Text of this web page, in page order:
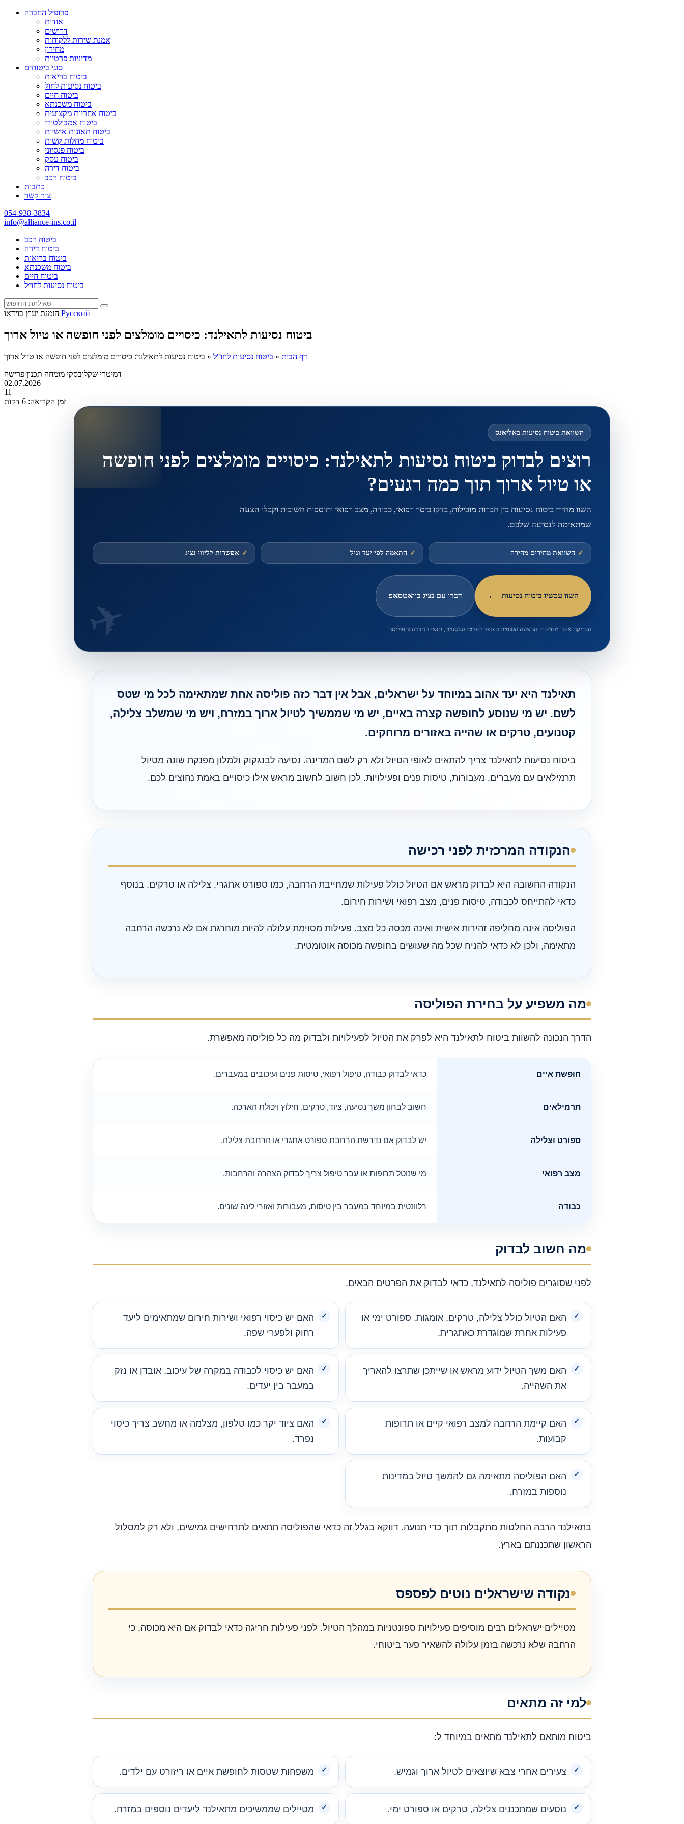
פרופיל החברה
אודות
דרושים
אמנת שירות ללקוחות
מחירון
מדיניות פרטיות
סוגי ביטוחים
ביטוח בריאות
ביטוח נסיעות לחול
ביטוח חיים
ביטוח משכנתא
ביטוח אחריות מקצועית
ביטוח אמבולטורי
ביטוח תאונות אישיות
ביטוח מחלות קשות
ביטוח פנסיוני
ביטוח עסק
ביטוח דירה
ביטוח רכב
כתבות
צור קשר
054-938-3834
info@alliance-ins.co.il
ביטוח רכב
ביטוח דירה
ביטוח בריאות
ביטוח משכנתא
ביטוח חיים
ביטוח נסיעות לחו״ל
הזמנת יעוץ בוידאו Русский
ביטוח נסיעות לתאילנד: כיסויים מומלצים לפני חופשה או טיול ארוך
דף הבית » ביטוח נסיעות לחו"ל » ביטוח נסיעות לתאילנד: כיסויים מומלצים לפני חופשה או טיול ארוך
דמיטרי שקלובסקי מומחה תכנון פרישה
02.07.2026
11
זמן הקריאה: 6 דקות
השוואת ביטוח נסיעות באליאנס
רוצים לבדוק ביטוח נסיעות לתאילנד: כיסויים מומלצים לפני חופשה
או טיול ארוך תוך כמה רגעים?
השוו מחירי ביטוח נסיעות בין חברות מובילות, בדקו כיסוי רפואי, כבודה, מצב רפואי ותוספות חשובות וקבלו הצעה
שמתאימה לנסיעה שלכם.
✓ השוואת מחירים מהירה ✓ התאמה לפי יעד וגיל ✓ אפשרות לליווי נציג
השוו עכשיו ביטוח נסיעות דברו עם נציג בוואטסאפ
הבדיקה אינה מחייבת. ההצעה הסופית כפופה לפרטי הנוסעים, תנאי החברה והפוליסה.
תאילנד היא יעד אהוב במיוחד על ישראלים, אבל אין דבר כזה פוליסה אחת שמתאימה לכל מי שטס
לשם. יש מי שנוסע לחופשה קצרה באיים, יש מי שממשיך לטיול ארוך במזרח, ויש מי שמשלב צלילה,
קטנועים, טרקים או שהייה באזורים מרוחקים.
ביטוח נסיעות לתאילנד צריך להתאים לאופי הטיול ולא רק לשם המדינה. נסיעה לבנגקוק ולמלון מפנקת שונה מטיול
תרמילאים עם מעברים, מעבורות, טיסות פנים ופעילויות. לכן חשוב לחשוב מראש אילו כיסויים באמת נחוצים לכם.
הנקודה המרכזית לפני רכישה
הנקודה החשובה היא לבדוק מראש אם הטיול כולל פעילות שמחייבת הרחבה, כמו ספורט אתגרי, צלילה או טרקים. בנוסף
כדאי להתייחס לכבודה, טיסות פנים, מצב רפואי ושירות חירום.
הפוליסה אינה מחליפה זהירות אישית ואינה מכסה כל מצב. פעילות מסוימת עלולה להיות מוחרגת אם לא נרכשה הרחבה
מתאימה, ולכן לא כדאי להניח שכל מה שעושים בחופשה מכוסה אוטומטית.
מה משפיע על בחירת הפוליסה
הדרך הנכונה להשוות ביטוח לתאילנד היא לפרק את הטיול לפעילויות ולבדוק מה כל פוליסה מאפשרת.
חופשת איים כדאי לבדוק כבודה, טיפול רפואי, טיסות פנים ועיכובים במעברים.
תרמילאים חשוב לבחון משך נסיעה, ציוד, טרקים, חילוץ ויכולת הארכה.
ספורט וצלילה יש לבדוק אם נדרשת הרחבת ספורט אתגרי או הרחבת צלילה.
מצב רפואי מי שנוטל תרופות או עבר טיפול צריך לבדוק הצהרה והרחבות.
כבודה רלוונטית במיוחד במעבר בין טיסות, מעבורות ואזורי לינה שונים.
מה חשוב לבדוק
לפני שסוגרים פוליסה לתאילנד, כדאי לבדוק את הפרטים הבאים.
האם הטיול כולל צלילה, טרקים, אומגות, ספורט ימי או
פעילות אחרת שמוגדרת כאתגרית.
האם יש כיסוי רפואי ושירות חירום שמתאימים ליעד
רחוק ולפערי שפה.
האם משך הטיול ידוע מראש או שייתכן שתרצו להאריך
את השהייה.
האם יש כיסוי לכבודה במקרה של עיכוב, אובדן או נזק
במעבר בין יעדים.
האם קיימת הרחבה למצב רפואי קיים או תרופות
קבועות.
האם ציוד יקר כמו טלפון, מצלמה או מחשב צריך כיסוי
נפרד.
האם הפוליסה מתאימה גם להמשך טיול במדינות
נוספות במזרח.
בתאילנד הרבה החלטות מתקבלות תוך כדי תנועה. דווקא בגלל זה כדאי שהפוליסה תתאים לתרחישים גמישים, ולא רק למסלול
הראשון שתכננתם בארץ.
נקודה שישראלים נוטים לפספס
מטיילים ישראלים רבים מוסיפים פעילויות ספונטניות במהלך הטיול. לפני פעילות חריגה כדאי לבדוק אם היא מכוסה, כי
הרחבה שלא נרכשה בזמן עלולה להשאיר פער ביטוחי.
למי זה מתאים
ביטוח מותאם לתאילנד מתאים במיוחד ל:
צעירים אחרי צבא שיוצאים לטיול ארוך וגמיש. משפחות שטסות לחופשת איים או ריזורט עם ילדים.
נוסעים שמתכננים צלילה, טרקים או ספורט ימי. מטיילים שממשיכים מתאילנד ליעדים נוספים במזרח.